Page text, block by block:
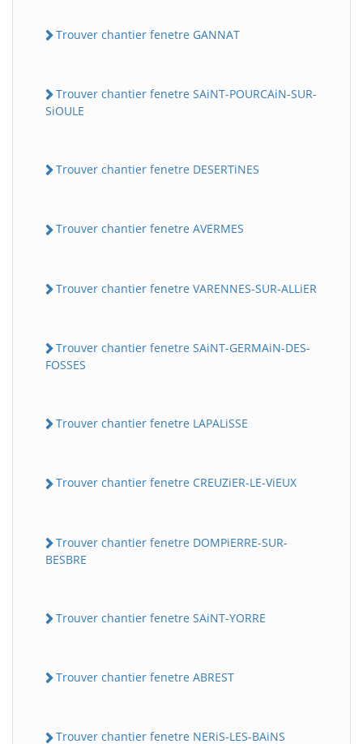
Trouver chantier fenetre GANNAT
Trouver chantier fenetre SAiNT-POURCAiN-SUR-
SiOULE
Trouver chantier fenetre DESERTiNES
Trouver chantier fenetre AVERMES
Trouver chantier fenetre VARENNES-SUR-ALLiER
Trouver chantier fenetre SAiNT-GERMAiN-DES-
FOSSES
Trouver chantier fenetre LAPALiSSE
Trouver chantier fenetre CREUZiER-LE-ViEUX
Trouver chantier fenetre DOMPiERRE-SUR-
BESBRE
Trouver chantier fenetre SAiNT-YORRE
Trouver chantier fenetre ABREST
Trouver chantier fenetre NERiS-LES-BAiNS